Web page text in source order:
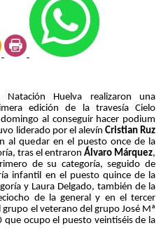
Huelva realizaron una
edición de la travesía Cielo
al conseguir hacer podium
liderado por el alevín Cristian Ruz
al quedar en el puesto once de la
tras el entraron Álvaro Márquez,
de su categoría, seguido de
infantil en el puesto quince de la
y Laura Delgado, también de la
de la general y en el tercer
el veterano del grupo José Mª
que ocupo el puesto veintiséis de la